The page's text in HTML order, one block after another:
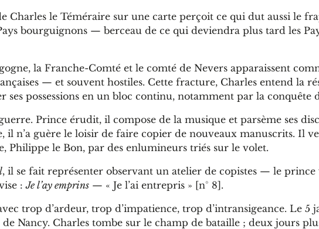
Charles le Téméraire sur une carte perçoit ce qui dut aussi le
bourguignons — berceau de ce qui deviendra plus tard les
la Franche-Comté et le comté de Nevers apparaissent
— et souvent hostiles. Cette fracture, Charles entend la
ses possessions en un bloc continu, notamment par la conquête
Prince érudit, il compose de la musique et parsème ses
il n’a guère le loisir de faire copier de nouveaux manuscrits. Il
Philippe le Bon, par des enlumineurs triés sur le volet.
, il se fait représenter observant un atelier de copistes — le
:Je l’ay emprins — « Je l’ai entrepris » [n° 8].
trop d’ardeur, trop d’impatience, trop d’intransigeance. Le 5
Nancy. Charles tombe sur le champ de bataille ; deux jours